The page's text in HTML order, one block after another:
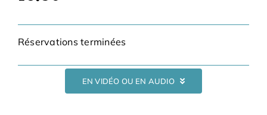
Infos pratiques
Adhésions
Réservations terminées
EN VIDÉO OU EN AUDIO